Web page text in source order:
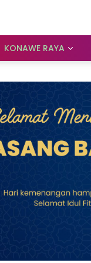
KONAWE RAYA